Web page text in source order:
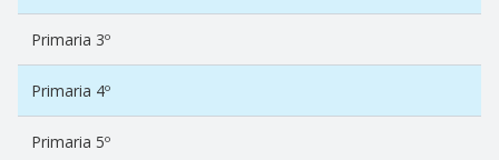
Primaria 3º
Primaria 4º
Primaria 5º